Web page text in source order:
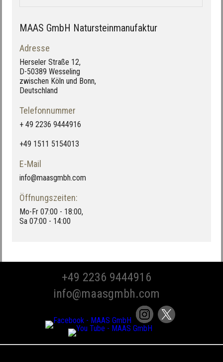
MAAS GmbH Natursteinmanufaktur
Adresse
Herseler Straße 12,
D-50389 Wesseling
zwischen Köln und Bonn,
Deutschland
Telefonnummer
+ 49 2236 9444916
+49 1511 5154013
E-Mail
info@maasgmbh.com
Öffnungszeiten:
Mo-Fr 07:00 - 18:00,
Sa 07:00 - 14:00
+49 2236 9444916
info@maasgmbh.com